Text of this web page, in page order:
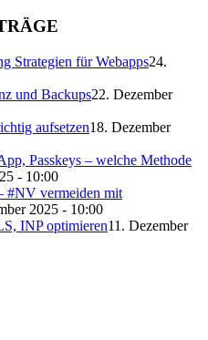
Strategien für Webapps24.
und Backups22. Dezember
aufsetzen18. Dezember
Passkeys – welche Methode
- 10:00
#NV vermeiden mit
2025 - 10:00
INP optimieren11. Dezember